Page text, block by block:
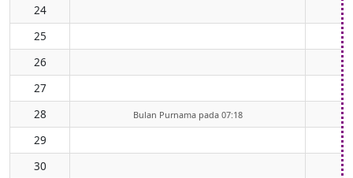
24
25
26
27
28
Bulan Purnama pada 07:18
29
30